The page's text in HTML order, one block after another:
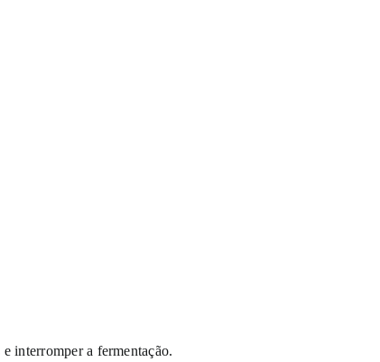
interromper a fermentação.